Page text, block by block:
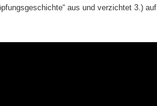
aus und verzichtet 3.) auf